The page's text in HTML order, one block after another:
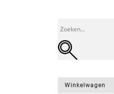
Winkelwagen